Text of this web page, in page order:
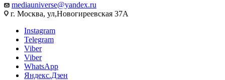
mediauniverse@yandex.ru
г. Москва, ул,Новогиреевская 37А
Instagram
Telegram
Viber
Viber
WhatsApp
Яндекс.Дзен